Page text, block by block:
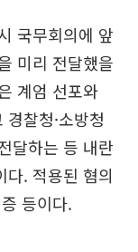
국무회의에 앞
미리 전달했을
계엄 선포와
찰청·소방청
달하는 등 내란
다. 적용된 혐의
등이다.